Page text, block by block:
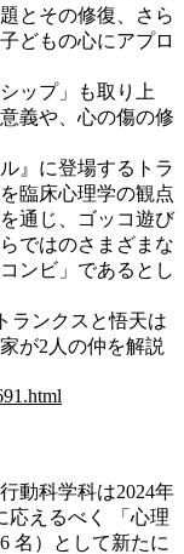
とその修復、さら
どもの心にアプロ
ップ」も取り上
義や、心の傷の修
』に登場するトラ
臨床心理学の観点
通じ、ゴッコ遊び
ではのさまざまな
ンビ」であるとし
ランクスと悟天は
が2人の仲を解説
動科学科は2024年
応えるべく 「心理
名）として新たに